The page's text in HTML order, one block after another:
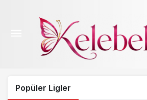
Popüler Ligler